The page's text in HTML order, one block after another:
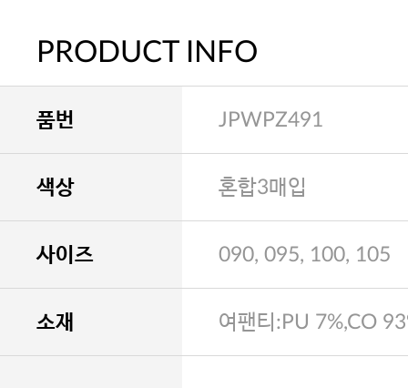
PRODUCT INFO
품번 JPWPZ491
색상 혼합3매입
사이즈 090, 095, 100, 105
소재 여팬티:PU 7%,CO